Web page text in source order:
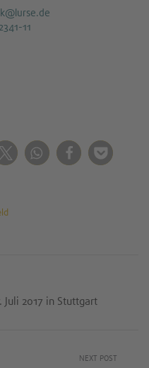
11
Juli 2017 in Stuttgart
NEXT POST